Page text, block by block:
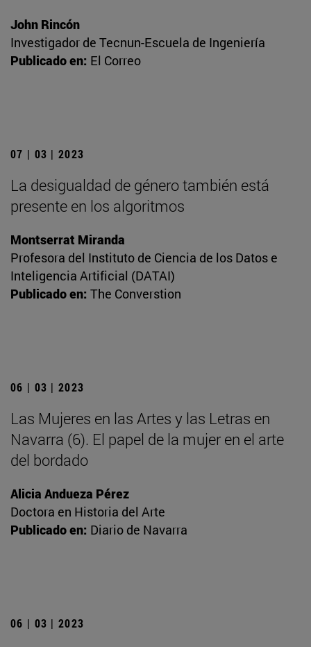
John Rincón
Investigador de Tecnun-Escuela de Ingeniería
Publicado en: El Correo
07 | 03 | 2023
La desigualdad de género también está
presente en los algoritmos
Montserrat Miranda
Profesora del Instituto de Ciencia de los Datos e
Inteligencia Artificial (DATAI)
Publicado en: The Converstion
06 | 03 | 2023
Las Mujeres en las Artes y las Letras en
Navarra (6). El papel de la mujer en el arte
del bordado
Alicia Andueza Pérez
Doctora en Historia del Arte
Publicado en: Diario de Navarra
06 | 03 | 2023